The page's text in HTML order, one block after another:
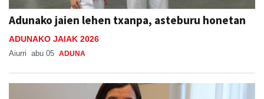
Adunako jaien lehen txanpa, asteburu honetan
ADUNAKO JAIAK 2026
Aiurri abu 05 ADUNA